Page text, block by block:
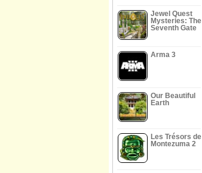
Jewel Quest
Mysteries: The
Seventh Gate
Arma 3
Our Beautiful
Earth
Les Trésors de
Montezuma 2